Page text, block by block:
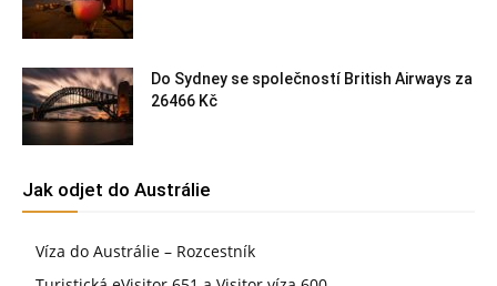
Do Sydney se společností British Airways za
26466 Kč
Jak odjet do Austrálie
Víza do Austrálie – Rozcestník